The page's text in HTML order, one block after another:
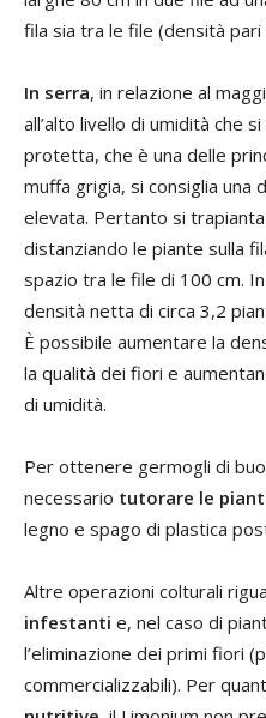
fila sia tra le file (densità
In serra, in relazione al
all’alto livello di umidità che
protetta, che è una delle
muffa grigia, si consiglia una
elevata. Pertanto si
distanziando le piante sulla
spazio tra le file di 100 cm.
densità netta di circa 3,2
È possibile aumentare la
la qualità dei fiori e
di umidità.
Per ottenere germogli di
necessario tutorare le
legno e spago di plastica
Altre operazioni colturali
infestanti e, nel caso di
l’eliminazione dei primi fiori
commercializzabili). Per